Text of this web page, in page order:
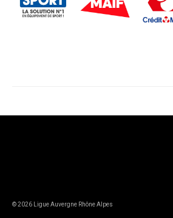
© 2026 Ligue Auvergne Rhône Alpes